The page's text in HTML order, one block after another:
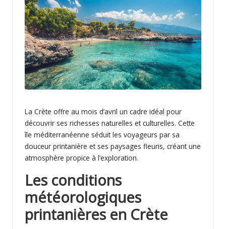
e
b
l
o
g
La Crète offre au mois d’avril un cadre idéal pour
découvrir ses richesses naturelles et culturelles. Cette
île méditerranéenne séduit les voyageurs par sa
douceur printanière et ses paysages fleuris, créant une
atmosphère propice à l’exploration.
Les conditions
météorologiques
printanières en Crète